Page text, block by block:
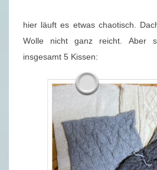
hier läuft es etwas chaotisch.
Wolle nicht ganz reicht. Aber
insgesamt 5 Kissen: